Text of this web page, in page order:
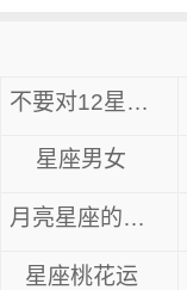
不要对12星座先动感情
星座男女
月亮星座的爱情
星座桃花运